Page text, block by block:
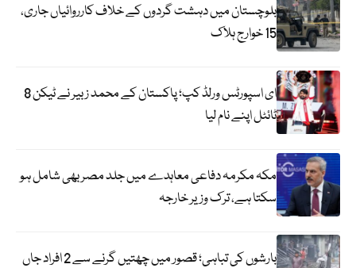
بلوچستان میں دہشت گردوں کے خلاف کارروائیاں جاری،
15 خوارج ہلاک
ای اسپورٹس ورلڈ کپ؛ پاکستان کے محمد زبیر نے ٹیکن 8
ٹائٹل اپنے نام لیا
مکہ مکرمہ دفاعی معاہدے میں جلد مصر بھی شامل ہو
سکتا ہے، ترک وزیر خارجہ
بارشوں کی تباہی؛ قصور میں چھتیں گرنے سے 2 افراد جاں